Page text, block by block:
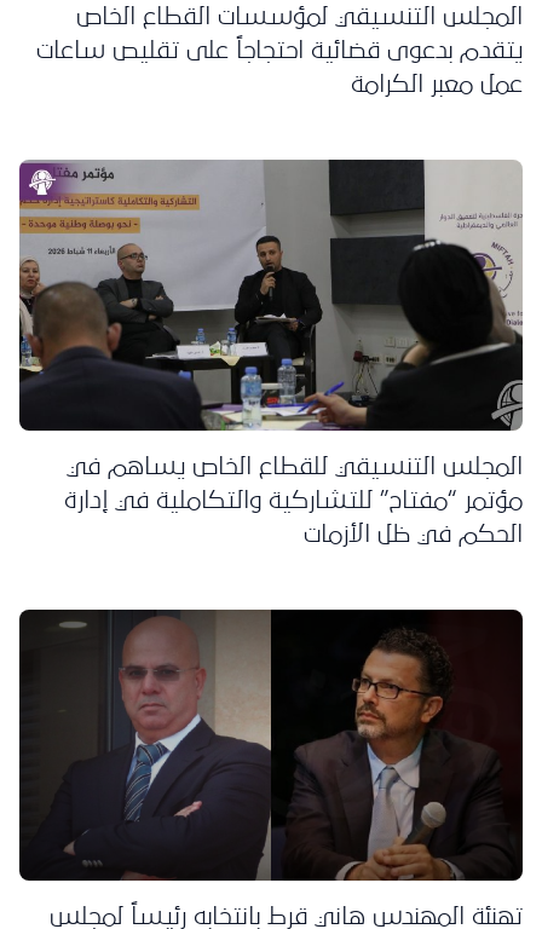
المجلس التنسيقي لمؤسسات القطاع الخاص
يتقدم بدعوى قضائية احتجاجاً على تقليص ساعات
عمل معبر الكرامة
المجلس التنسيقي للقطاع الخاص يساهم في
مؤتمر “مفتاح” للتشاركية والتكاملية في إدارة
الحكم في ظل الأزمات
تهنئة المهندس هاني قرط بانتخابه رئيساً لمجلس